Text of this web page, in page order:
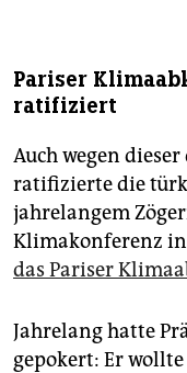
Pariser
ratifiziert
Auch wegen
ratifizierte die
jahrelangem
Klimakonferenz in
das Pariser
Jahrelang hatte
gepokert: Er